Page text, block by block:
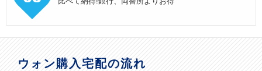
ウォン購入宅配の流れ